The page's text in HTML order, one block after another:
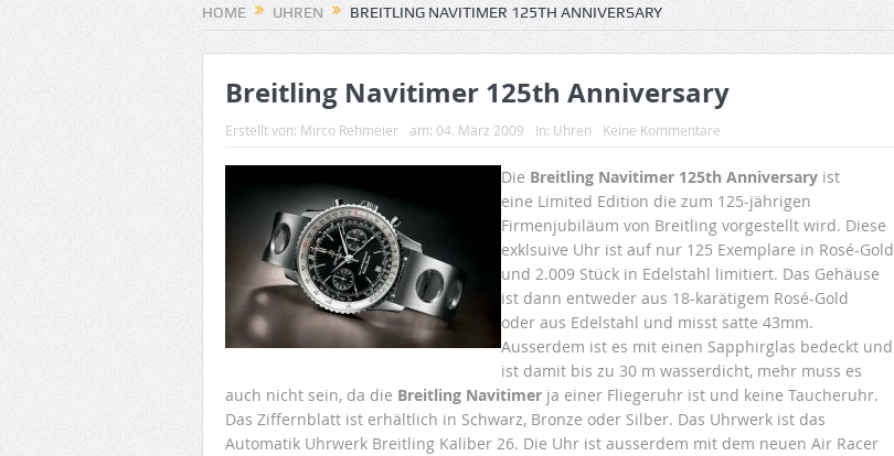
HOME UHREN BREITLING NAVITIMER 125TH ANNIVERSARY
Breitling Navitimer 125th Anniversary
Erstellt von: Mirco Rehmeier am: 04. März 2009 In: Uhren Keine Kommentare
Die Breitling Navitimer 125th Anniversary ist
eine Limited Edition die zum 125-jährigen
Firmenjubiläum von Breitling vorgestellt wird. Diese
exklsuive Uhr ist auf nur 125 Exemplare in Rosé-Gold
und 2.009 Stück in Edelstahl limitiert. Das Gehäuse
ist dann entweder aus 18-karätigem Rosé-Gold
oder aus Edelstahl und misst satte 43mm.
Ausserdem ist es mit einen Sapphirglas bedeckt und
ist damit bis zu 30 m wasserdicht, mehr muss es
auch nicht sein, da die Breitling Navitimer ja einer Fliegeruhr ist und keine Taucheruhr.
Das Ziffernblatt ist erhältlich in Schwarz, Bronze oder Silber. Das Uhrwerk ist das
Automatik Uhrwerk Breitling Kaliber 26. Die Uhr ist ausserdem mit dem neuen Air Racer